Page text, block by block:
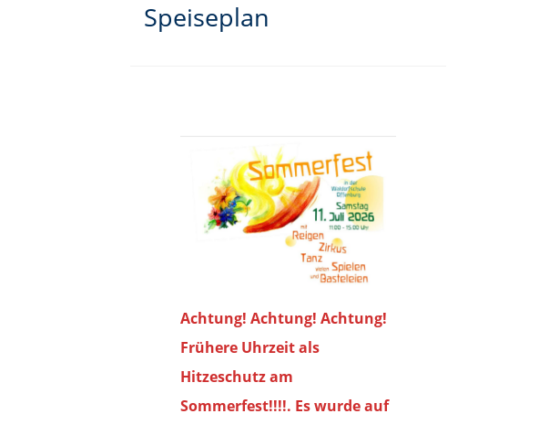
Speiseplan
Achtung! Achtung! Achtung!
Frühere Uhrzeit als
Hitzeschutz am
Sommerfest!!!!. Es wurde auf